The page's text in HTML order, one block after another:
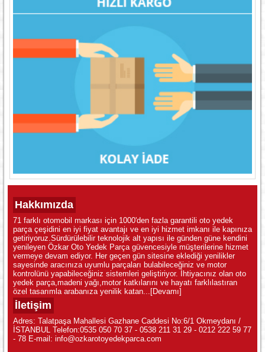
Hakkımızda
71 farklı otomobil markası için 1000'den fazla garantili oto yedek
parça çeşidini en iyi fiyat avantajı ve en iyi hizmet imkanı ile kapınıza
getiriyoruz.Sürdürülebilir teknolojik alt yapısı ile günden güne kendini
yenileyen Özkar Oto Yedek Parça güvencesiyle müşterilerine hizmet
vermeye devam ediyor. Her geçen gün sitesine eklediği yenilikler
sayesinde aracınıza uyumlu parçaları bulabileceğiniz ve motor
kontrolünü yapabileceğiniz sistemleri geliştiriyor. İhtiyacınız olan oto
yedek parça,madeni yağı,motor katkılarını ve hayatı farklılastıran
özel tasarımla arabanıza yenilik katan... [Devamı]
İletişim
Adres: Talatpaşa Mahallesi Gazhane Caddesi No:6/1 Okmeydanı /
İSTANBUL Telefon:0535 050 70 37 - 0538 211 31 29 - 0212 222 59 77
- 78 E-mail: info@ozkarotoyedekparca.com